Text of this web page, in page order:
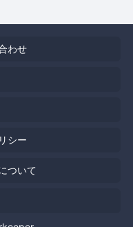
わせ
シー
ついて